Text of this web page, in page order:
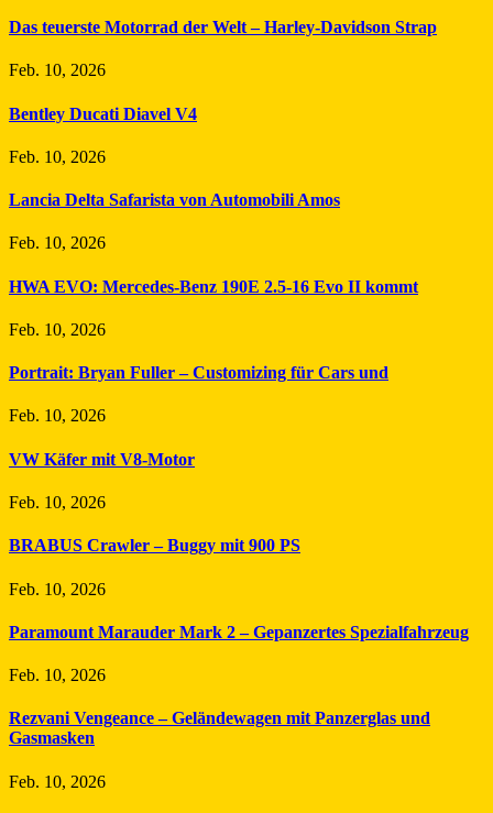
Das teuerste Motorrad der Welt – Harley-Davidson Strap
Feb. 10, 2026
Bentley Ducati Diavel V4
Feb. 10, 2026
Lancia Delta Safarista von Automobili Amos
Feb. 10, 2026
HWA EVO: Mercedes-Benz 190E 2.5-16 Evo II kommt
Feb. 10, 2026
Portrait: Bryan Fuller – Customizing für Cars und
Feb. 10, 2026
VW Käfer mit V8-Motor
Feb. 10, 2026
BRABUS Crawler – Buggy mit 900 PS
Feb. 10, 2026
Paramount Marauder Mark 2 – Gepanzertes Spezialfahrzeug
Feb. 10, 2026
Rezvani Vengeance – Geländewagen mit Panzerglas und
Gasmasken
Feb. 10, 2026